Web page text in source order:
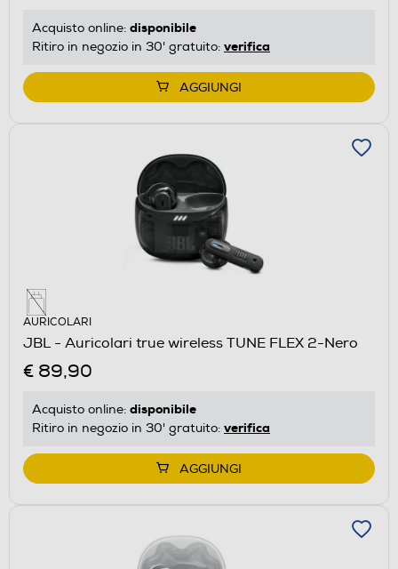
Acquisto online: disponibile
Ritiro in negozio in 30' gratuito: verifica
AGGIUNGI
AURICOLARI
JBL - Auricolari true wireless TUNE FLEX 2-Nero
€ 89,90
Acquisto online: disponibile
Ritiro in negozio in 30' gratuito: verifica
AGGIUNGI